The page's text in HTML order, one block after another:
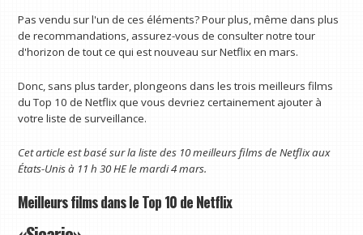
Pas vendu sur l'un de ces éléments? Pour plus, même dans plus
de recommandations, assurez-vous de consulter notre tour
d'horizon de tout ce qui est nouveau sur Netflix en mars.
Donc, sans plus tarder, plongeons dans les trois meilleurs films
du Top 10 de Netflix que vous devriez certainement ajouter à
votre liste de surveillance.
Cet article est basé sur la liste des 10 meilleurs films de Netflix aux
États-Unis à 11 h 30 HE le mardi 4 mars.
Meilleurs films dans le Top 10 de Netflix